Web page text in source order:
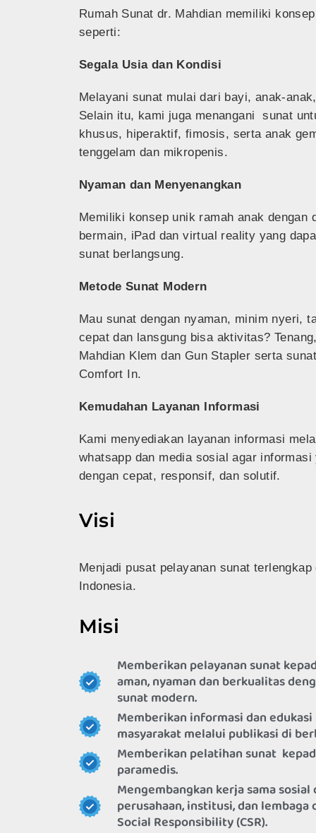
Rumah Sunat dr. Mahdian memiliki
seperti:
Segala Usia dan Kondisi
Melayani sunat mulai dari bayi, anak-
Selain itu, kami juga menangani sunat
khusus, hiperaktif, fimosis, sertaanak
tenggelam dan mikropenis.
Nyaman dan Menyenangkan
Memiliki konsep unik ramah anak dengan
bermain, iPad dan virtual reality yang
sunat berlangsung.
Metode Sunat Modern
Mau sunat dengan nyaman, minim nyeri,
cepat dan lansgung bisa aktivitas?
Mahdian Klem dan Gun Stapler serta
Comfort In.
Kemudahan Layanan Informasi
Kami menyediakan layanan informasi
whatsapp dan media sosial agar informasi
dengan cepat, responsif, dan solutif.
Visi
Menjadi pusat pelayanan sunat
Indonesia.
Misi
Memberikan pelayanan sunat
aman, nyaman dan berkualitas
sunat modern.
Memberikan informasi dan
masyarakat melalui publikasi di
Memberikan pelatihan sunat
paramedis.
Mengembangkan kerja sama
perusahaan, institusi, dan lembaga
Social Responsibility (CSR).